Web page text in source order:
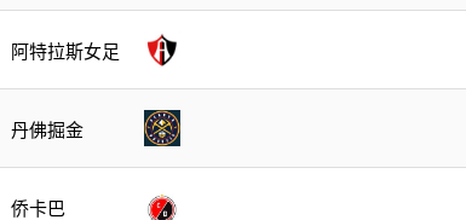
阿特拉斯女足
丹佛掘金
侨卡巴